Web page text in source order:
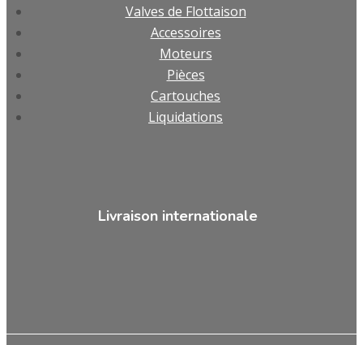
Valves de Flottaison
Accessoires
Moteurs
Pièces
Cartouches
Liquidations
Livraison internationale